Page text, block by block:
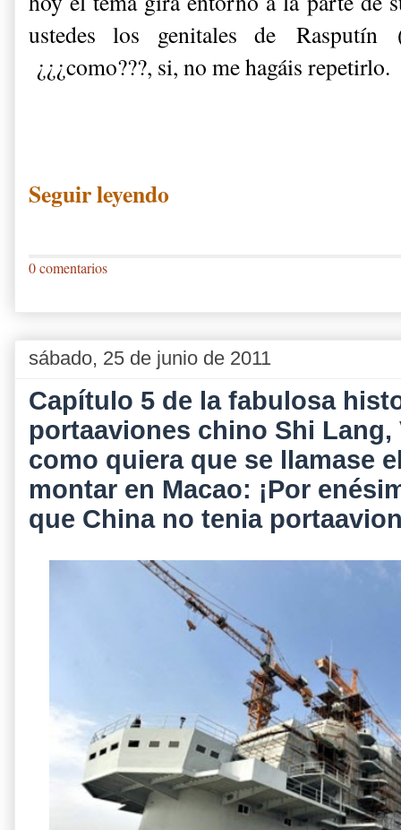
ustedes los genitales de
¿¿¿como???, si, no me hagáis repetirlo.
Seguir leyendo
0 comentarios
sábado, 25 de junio de 2011
Capítulo 5 de la fabulosa
portaaviones chino Shi Lang,
como quiera que se llamase
montar en Macao: ¡Por
que China no tenia